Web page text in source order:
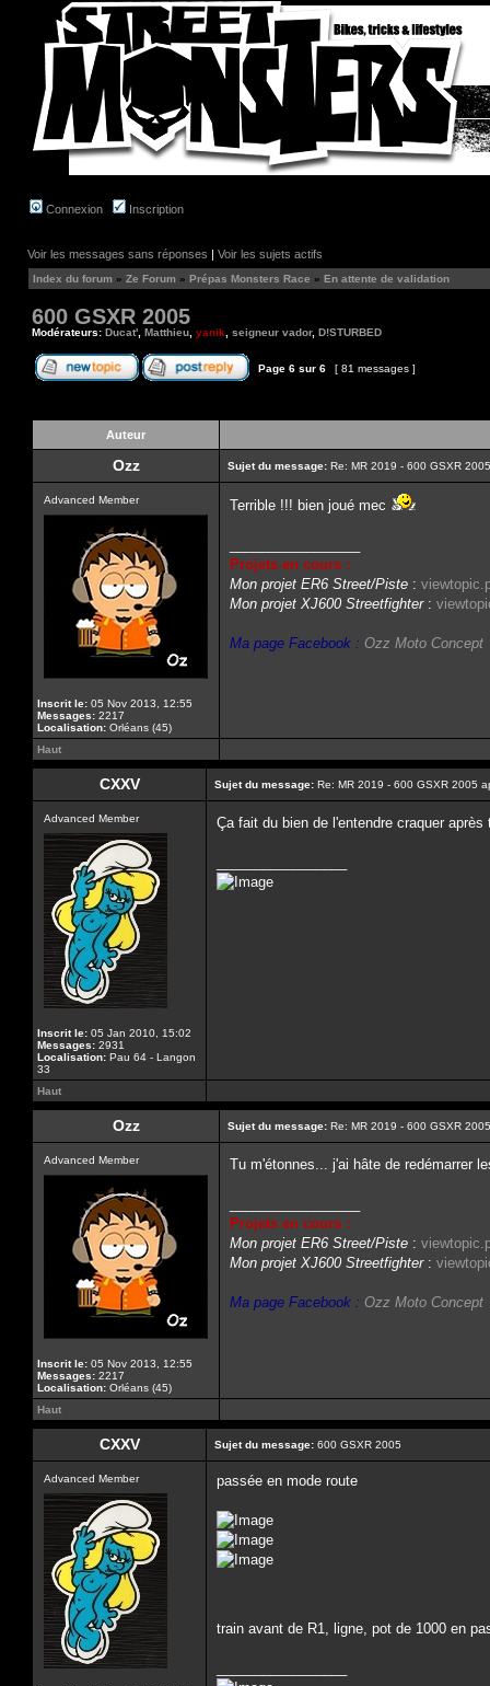
Connexion Inscription
Voir les messages sans réponses | Voir les sujets actifs
Index du forum » Ze Forum » Prépas Monsters Race » En attente de validation
600 GSXR 2005
Modérateurs: Ducat' Matthieu yanik seigneur vador, D!STURBED
Page 6 sur 6 [ 81 messages ]
Auteur
Ozz Sujet du message: Re: MR 2019 - 600 GSXR
Advanced Member
Inscrit le: 05 Nov 2013, 12:55
Messages: 2217
Localisation: Orléans (45)
Terrible !!! bien joué mec
Projets en cours :
Mon projet ER6 Street/Piste :
Mon projet XJ600 Streetfighter:
Ma page Facebook : Ozz Moto Concept
Haut
CXXV Sujet du message: Re: MR 2019 - 600 GSXR 2005
Advanced Member
Inscrit le: 05 Jan 2010, 15:02
Messages: 2931
Localisation: Pau 64 - Langon
33
Ça fait du bien de l'entendre craquer
Haut
Ozz Sujet du message: Re: MR 2019 - 600 GSXR
Advanced Member
Inscrit le: 05 Nov 2013, 12:55
Messages: 2217
Localisation: Orléans (45)
Tu m'étonnes... j'ai hâte de redémarrer
Projets en cours :
Mon projet ER6 Street/Piste :
Mon projet XJ600 Streetfighter:
Ma page Facebook : Ozz Moto Concept
Haut
CXXV Sujet du message: 600 GSXR 2005
Advanced Member passée en mode route
train avant de R1, ligne, pot de 1000 en